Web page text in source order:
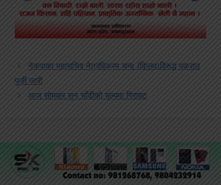
नेकपाका महासचिव नेत्रविक्रम चन्द (विप्लव)विरुद्ध पक्राउ
पुर्जी जारी
आज सोमवार सुन चाँदीको मूल्यमा गिरावट